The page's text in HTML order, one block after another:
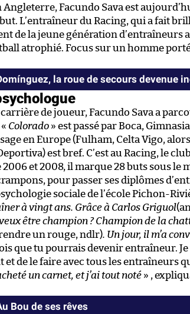
Angleterre, Facundo Sava est
L’entraîneur du Racing, qui a fait
de la jeune génération d’entraîneurs
atrophié. Focus sur un homme
la roue de secours devenue
de joueur, Facundo Sava a
Colorado » est passé par Boca,
en Europe (Fulham, Celta Vigo,
est bref. C’est au Racing, le
et 2008, il marque 28 buts sous le
pour passer ses diplômes
sociale de l’école Pichon-
à vingt ans. Grâce à Carlos Griguol
être champion ? Champion de la
un rouge, ndlr). Un jour, il m’a
que tu pourrais devenir entraîneur.
et de le faire avec tous les entraîneurs
un carnet, et j’ai tout noté » ,
Bou de ses rêves